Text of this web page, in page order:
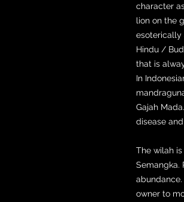
character
lion on the
esoterically
Hindu /
that is
In
Gajah
disease
The wilah
Semangka.
owner to